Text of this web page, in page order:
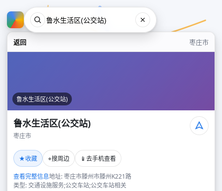
返回 枣庄市
鲁水生活区(公交站)
鲁水生活区(公交站)
枣庄市
★收藏 ⌖搜周边 📱 去手机查看
查看完整信息地址: 枣庄市滕州市滕州K221路
类型: 交通设施服务;公交车站;公交车站相关